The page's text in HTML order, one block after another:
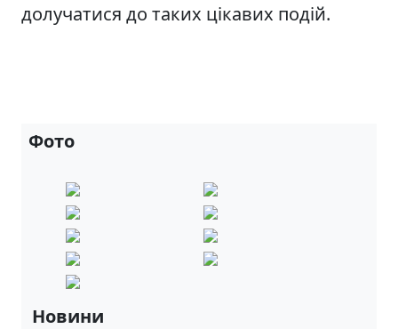
долучатися до таких цікавих подій.
Фото
Новини